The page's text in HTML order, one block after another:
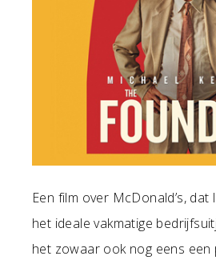
Een film over McDonald’s,
het ideale vakmatige
het zowaar ook nog eens een